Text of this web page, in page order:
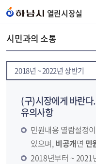
열린시장실
시민과의 소통
2018년 ~ 2022년 상반기
(구)시장에게 바란
유의사항
민원내용 열람설정
있으며,비공개면 민
2018년부터 ~ 2021